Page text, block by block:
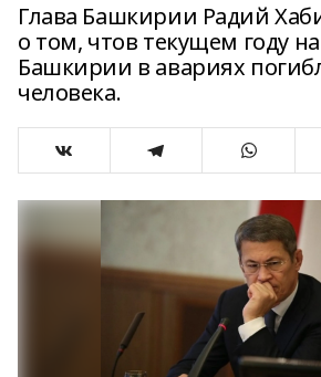
Глава Башкирии Радий
о том, чтов текущем году
Башкирии в авариях
человека.